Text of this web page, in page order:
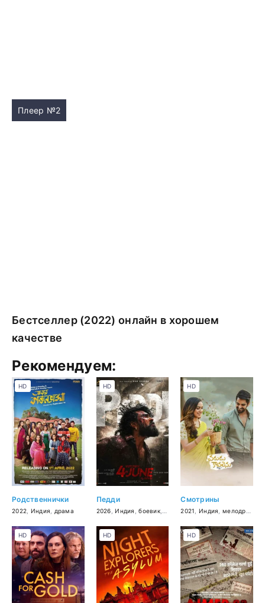
Плеер №2
Бестселлер (2022) онлайн в хорошем
качестве
Рекомендуем:
Родственнички
2022 Индия драма
HD
Педди
2026 ,Индия ,боевик драма,мелодрама,спорт
HD
Смотрины
2021 Индия мелодрама
HD
HD HD HD